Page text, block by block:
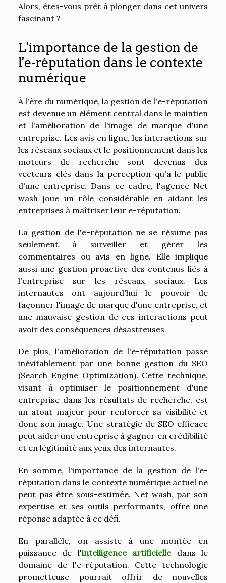
Alors, êtes-vous prêt à plonger dans cet univers
fascinant ?
L'importance de la gestion de
l'e-réputation dans le contexte
numérique
À l'ère du numérique, la gestion de l'e-réputation
est devenue un élément central dans le maintien
et l'amélioration de l'image de marque d'une
entreprise. Les avis en ligne, les interactions sur
les réseaux sociaux et le positionnement dans les
moteurs de recherche sont devenus des
vecteurs clés dans la perception qu'a le public
d'une entreprise. Dans ce cadre, l'agence Net
wash joue un rôle considérable en aidant les
entreprises à maîtriser leur e-réputation.
La gestion de l'e-réputation ne se résume pas
seulement à surveiller et gérer les
commentaires ou avis en ligne. Elle implique
aussi une gestion proactive des contenus liés à
l'entreprise sur les réseaux sociaux. Les
internautes ont aujourd'hui le pouvoir de
façonner l'image de marque d'une entreprise, et
une mauvaise gestion de ces interactions peut
avoir des conséquences désastreuses.
De plus, l'amélioration de l'e-réputation passe
inévitablement par une bonne gestion du SEO
(Search Engine Optimization). Cette technique,
visant à optimiser le positionnement d'une
entreprise dans les résultats de recherche, est
un atout majeur pour renforcer sa visibilité et
donc son image. Une stratégie de SEO efficace
peut aider une entreprise à gagner en crédibilité
et en légitimité aux yeux des internautes.
En somme, l'importance de la gestion de l'e-
réputation dans le contexte numérique actuel ne
peut pas être sous-estimée. Net wash, par son
expertise et ses outils performants, offre une
réponse adaptée à ce défi.
En parallèle, on assiste à une montée en
puissance de l'intelligence artificielledans le
domaine de l'e-réputation. Cette technologie
prometteuse pourrait offrir de nouvelles